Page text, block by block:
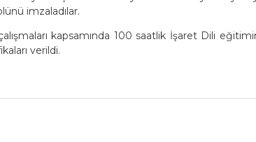
imzaladılar.
kapsamında 100 saatlik İşaret Dili
verildi.